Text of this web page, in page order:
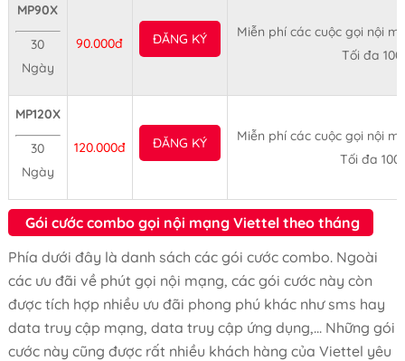
MP90X
30
Ngày
90.000đ ĐĂNG KÝ
Miễn phí các cuộc gọi nội
Tối đa
MP120X
30
Ngày
120.000đ ĐĂNG KÝ
Miễn phí các cuộc gọi nội
Tối đa
Gói cước combo gọi nội mạng Viettel theo tháng
Phía dưới đây là danh sách các gói cước combo. Ngoài
các ưu đãi về phút gọi nội mạng, các gói cước này còn
được tích hợp nhiều ưu đãi phong phú khác như sms hay
data truy cập mạng, data truy cập ứng dụng,... Những gói
cước này cũng được rất nhiều khách hàng của Viettel yêu